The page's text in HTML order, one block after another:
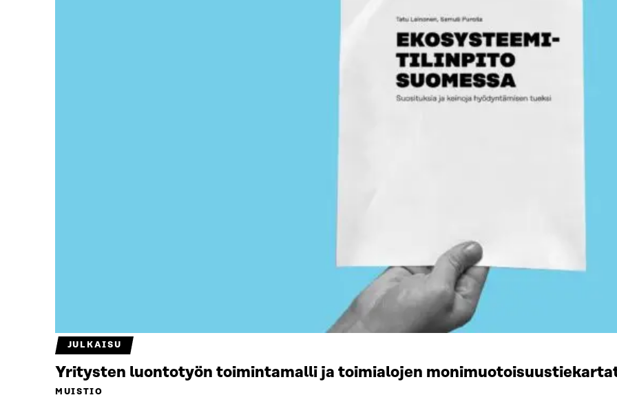
JULKAISU
Yritysten luontotyön toimintamalli ja toimialojen
MUISTIO